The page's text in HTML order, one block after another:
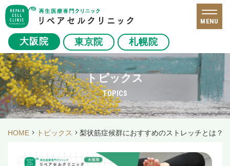
大阪院 東京院 札幌院
MENU
トピックス
TOPICS
HOME トピックス 梨状筋症候群におすすめのストレッチとは？